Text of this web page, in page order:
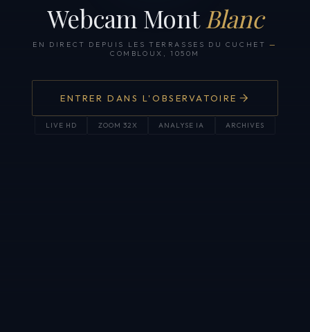
Webcam Mont Blanc
EN DIRECT DEPUIS LES TERRASSES DU CUCHET —
COMBLOUX, 1050M
ENTRER DANS L'OBSERVATOIRE
LIVE HD ZOOM 32X ANALYSE IA ARCHIVES